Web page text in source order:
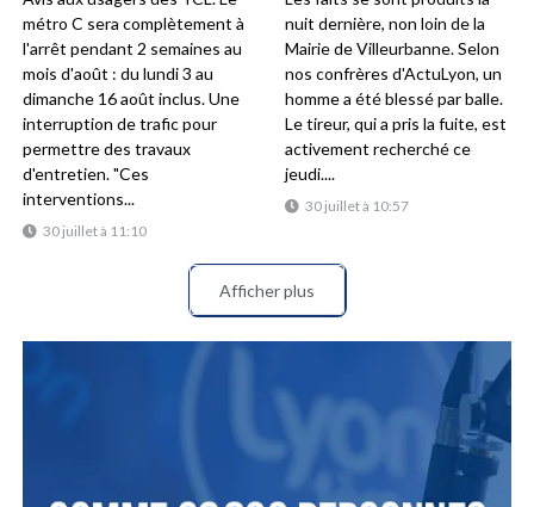
30 juillet à 11:10
métro C sera complètement à
l'arrêt pendant 2 semaines au
mois d'août : du lundi 3 au
dimanche 16 août inclus. Une
interruption de trafic pour
permettre des travaux
d'entretien. "Ces
interventions...
30 juillet à 10:57
nuit dernière, non loin de la
Mairie de Villeurbanne. Selon
nos confrères d'ActuLyon, un
homme a été blessé par balle.
Le tireur, qui a pris la fuite, est
activement recherché ce
jeudi....
Afficher plus